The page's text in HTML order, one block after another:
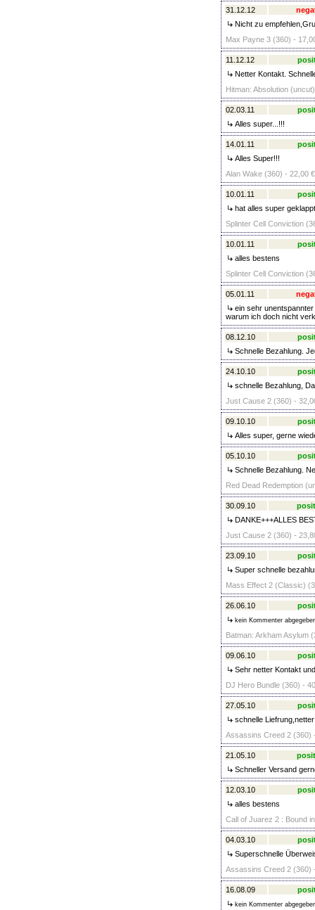
31.12.12
Nicht zu
Max Payne 3 (360) -
11.12.12
Netter Kontakt.
Hitman: Absolution
02.03.11
Alles super...!!!
14.01.11
Alles Super!!!
Alan Wake (360) - 22,00 €
10.01.11
hat alles super
Splinter Cell Conviction
10.01.11
alles bestens
Splinter Cell Conviction
05.01.11
ein sehr
warum ich doch nicht
08.12.10
Schnelle Bezahlung.
24.10.10
schnelle Bezahlung,
Just Cause 2 (360) -
09.10.10
Alles super, gerne
05.10.10
Schnelle Bezahlung.
Red Dead Redemption
30.09.10
DANKE+++ALLES
Just Cause 2 (360) -
23.09.10
Super schnelle
Mass Effect 2 (Classic)
26.06.10
kein Kommenter
Batman: Arkham Asylum
09.06.10
Sehr netter Kontakt
DJ Hero Bundle (360) -
27.05.10
schnelle
Assassins Creed 2 (360)
21.05.10
Schneller Versand
12.03.10
alles bestens
Call of Juarez 2 : Bound
04.03.10
Superschnelle
Assassins Creed 2 (360)
16.08.09
kein Kommenter